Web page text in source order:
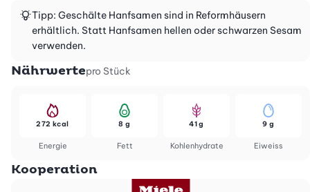
Tipp: Geschälte Hanfsamen sind in Reformhäusern
erhältlich. Statt Hanfsamen hellen oder schwarzen Sesam
verwenden.
Nährwertepro Stück
Energie
272 kcal
Fett
8 g
Kohlenhydrate
41 g
Eiweiss
9 g
Kooperation